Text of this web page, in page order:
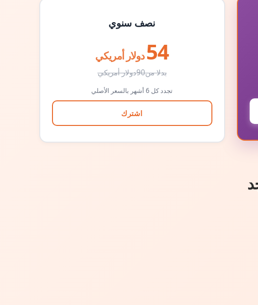
نصف سنوي
54 دولار أمريكي
بدلا من90دولار أمريكي
تجدد كل 6 أشهر بالسعر الأصلي
اشترك